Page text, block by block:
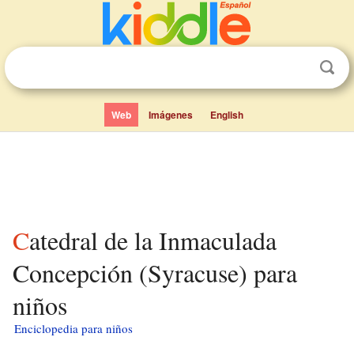
Web Imágenes English
Catedral de la Inmaculada
Concepción (Syracuse) para
niños
Enciclopedia para niños